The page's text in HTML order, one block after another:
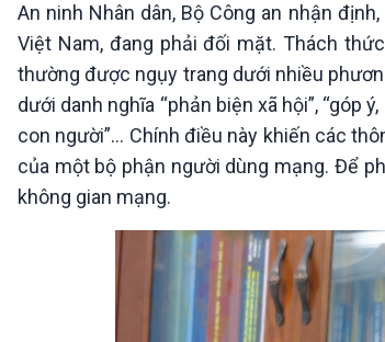
An ninh Nhân dân, Bộ Công an nhận
Việt Nam, đang phải đối mặt. Thách
thường được ngụy trang dưới nhiều
dưới danh nghĩa “phản biện xã hội”, “góp
con người”… Chính điều này khiến các
của một bộ phận người dùng mạng. Để
không gian mạng.